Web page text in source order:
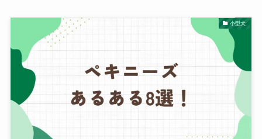
小型犬